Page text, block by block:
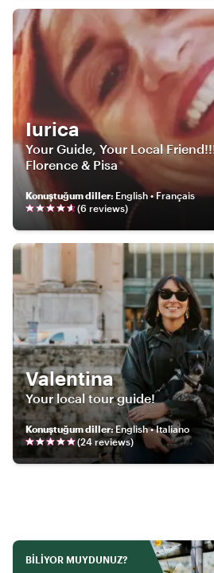
Iurica
Your Guide, Your Local
Florence & Pisa
Konuştuğum diller: English • Français
(6 reviews)
Valentina
Your local tour guide!
Konuştuğum diller:English • Italiano
(24 reviews)
BILIYOR MUYDUNUZ?